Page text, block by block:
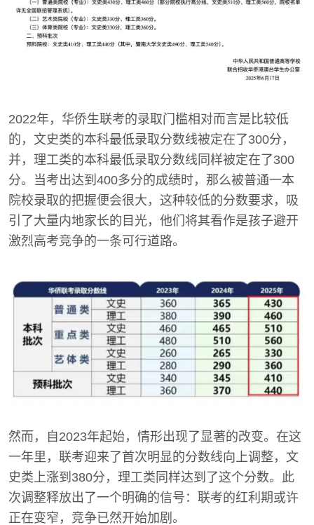
2022年，华侨生联考的录取门槛相对而言是比较低
的，文史类的本科最低录取分数线被定在了300分，
并，理工类的本科最低录取分数线同样被定在了300
分。当考出达到400多分的成绩时，那么被普通一本
院校录取的把握便会很大，这种较低的分数要求，吸
引了大量内地家长的目光，他们将其看作是孩子避开
激烈高考竞争的一条可行道路。
然而，自2023年起始，情形出现了显著的改变。在这
一年里，联考迎来了首次明显的分数线向上调整，文
史类上涨到380分，理工类同样达到了这个分数。此
次调整释放出了一个明确的信号：联考的红利期或许
正在变窄，竞争已然开始加剧。